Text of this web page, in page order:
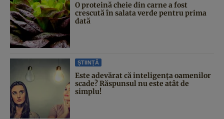
O proteină cheie din carne a fost
crescută în salata verde pentru prima
dată
ȘTIINȚĂ
Este adevărat că inteligența oamenilor
scade? Răspunsul nu este atât de
simplu!